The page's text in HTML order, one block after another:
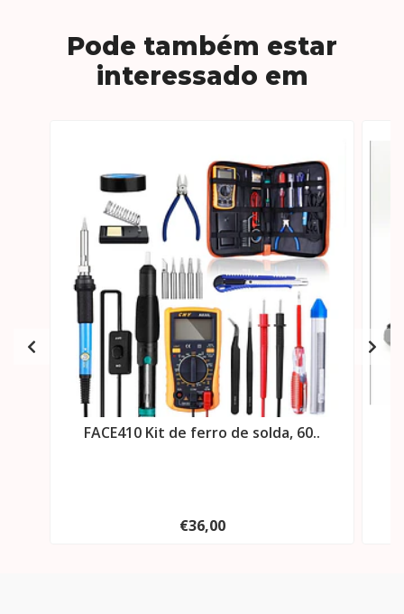
Pode também estar
interessado em
FACE410 Kit de ferro de solda, 60..
€36,00